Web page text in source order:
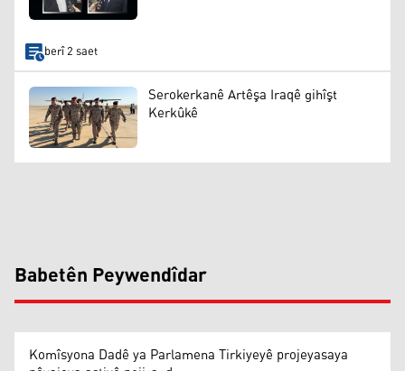
berî 2 saet
Serokerkanê Artêşa Iraqê gihîşt
Kerkûkê
Babetên Peywendîdar
Komîsyona Dadê ya Parlamena Tirkiyeyê projeyasaya